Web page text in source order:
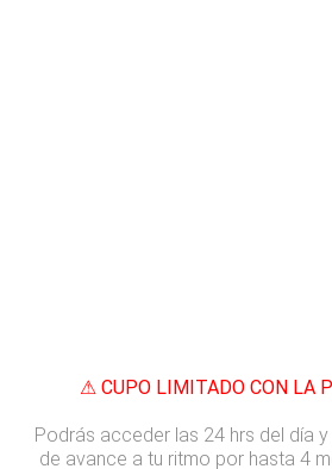
⚠ CUPO LIMITADO CON LA
Podrás acceder las 24 hrs del día
de avance a tu ritmo por hasta 4